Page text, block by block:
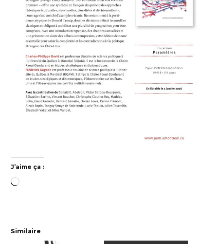
J’aime ça :
Chargement…
Similaire